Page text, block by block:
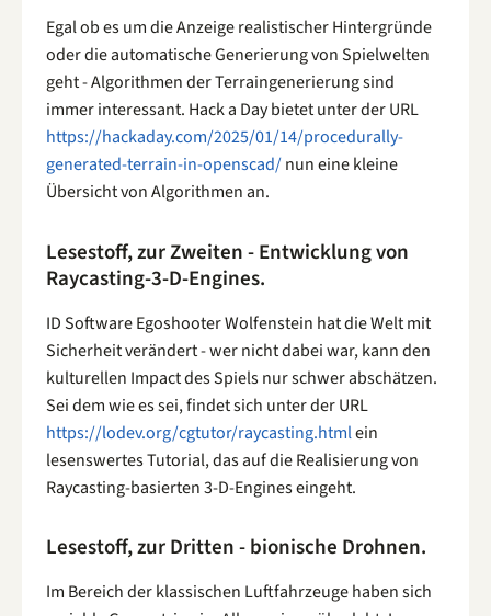
Egal ob es um die Anzeige realistischer Hintergründe
oder die automatische Generierung von Spielwelten
geht - Algorithmen der Terraingenerierung sind
immer interessant. Hack a Day bietet unter der URL
https://hackaday.com/2025/01/14/procedurally-
generated-terrain-in-openscad/nun eine kleine
Übersicht von Algorithmen an.
Lesestoff, zur Zweiten - Entwicklung von
Raycasting-3-D-Engines.
ID Software Egoshooter Wolfenstein hat die Welt mit
Sicherheit verändert - wer nicht dabei war, kann den
kulturellen Impact des Spiels nur schwer abschätzen.
Sei dem wie es sei, findet sich unter der URL
https://lodev.org/cgtutor/raycasting.htmlein
lesenswertes Tutorial, das auf die Realisierung von
Raycasting-basierten 3-D-Engines eingeht.
Lesestoff, zur Dritten - bionische Drohnen.
Im Bereich der klassischen Luftfahrzeuge haben sich